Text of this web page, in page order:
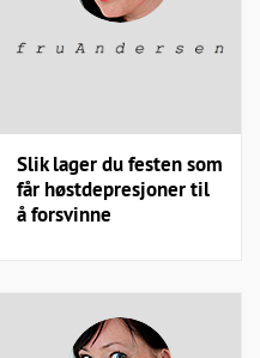
Slik lager du festen som
får høstdepresjoner til
å forsvinne